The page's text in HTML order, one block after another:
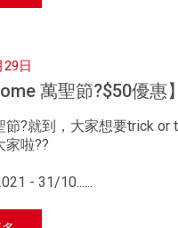
29日
萬聖節?$50優惠】
節?就到，大家想要trick or
家啦??
- 31/10......